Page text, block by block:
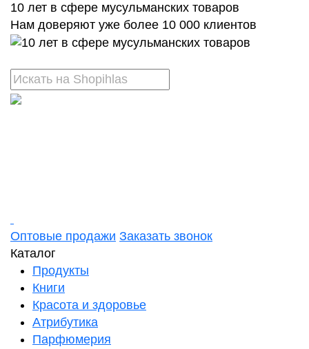
10 лет в сфере мусульманских товаров
Нам доверяют уже более 10 000 клиентов
Оптовые продажи Заказать звонок
Каталог
Продукты
Книги
Красота и здоровье
Атрибутика
Парфюмерия